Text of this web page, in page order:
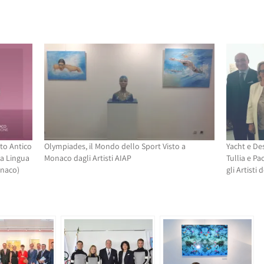
Antico
Lingua
Olympiades, il Mondo dello Sport Visto a
Monaco dagli Artisti AIAP
Yacht e
Tullia e
gli Artisti